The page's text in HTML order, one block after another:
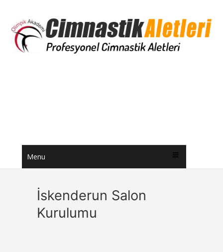
Menu
İskenderun Salon
Kurulumu